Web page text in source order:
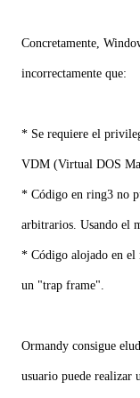
Concretamente,
incorrectamente que:
* Se requiere el
VDM (Virtual DOS
* Código en ring3 no
arbitrarios. Usando el
* Código alojado en el
un "trap frame".
Ormandy consigue
usuario puede realizar